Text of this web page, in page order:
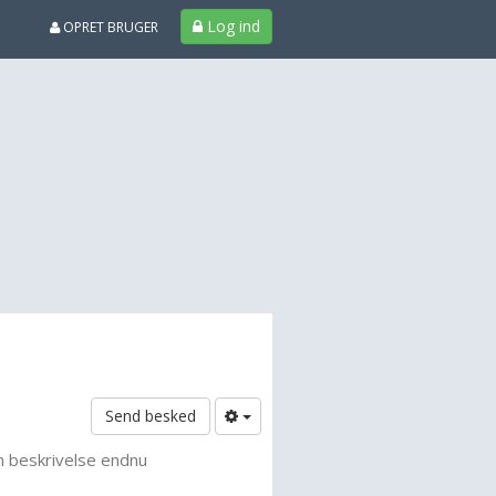
Log ind
OPRET BRUGER
Send besked
beskrivelse endnu